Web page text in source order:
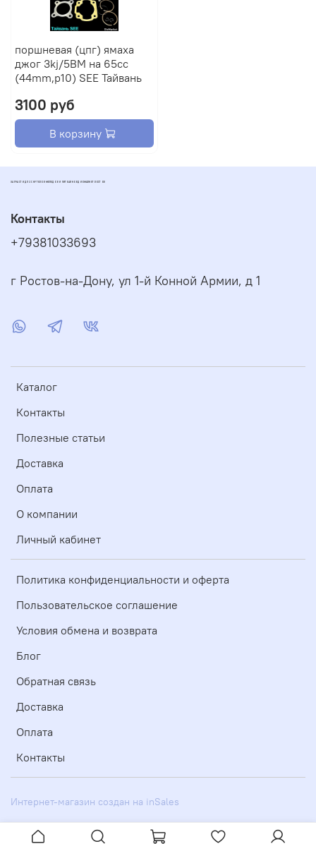
поршневая (цпг) ямаха
джог 3kj/5BM на 65cc
(44mm,p10) SEE Тайвань
3100 руб
В корзину
ЗАПЧАСТИ ДЛЯ СКУТЕРОВ МОПЕДОВ И ПИТБАЙКОВ ДИОМАРКЕТ РОСТОВ
Каталог
Контакты
Полезные статьи
Доставка
Оплата
О компании
Личный кабинет
Политика конфиденциальности и оферта
Пользовательское соглашение
Условия обмена и возврата
Блог
Обратная связь
Доставка
Оплата
Контакты
Контакты
+79381033693
г Ростов-на-Дону, ул 1-й Конной Армии, д 1
Интернет-магазин создан на inSales